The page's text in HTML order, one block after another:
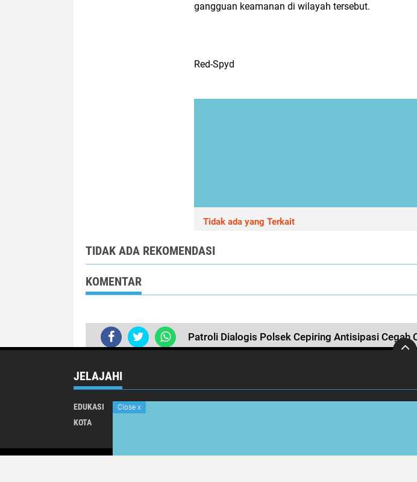
gangguan keamanan di wilayah tersebut.
Red-Spyd
Tidak ada yang Terkait
TIDAK ADA REKOMENDASI
KOMENTAR
Patroli Dialogis Polsek Cepiring Antisipasi Cegah
JELAJAHI
EDUKASI
KOTA
Close x